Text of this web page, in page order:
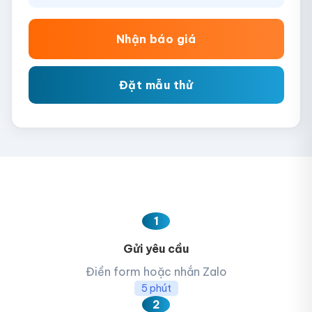
thường không được tách bạch rõ ràng.
Nhận báo giá
Đặt mẫu thử
1
Gửi yêu cầu
Điền form hoặc nhắn Zalo
5 phút
2